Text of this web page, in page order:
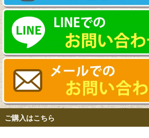
ご購入はこちら